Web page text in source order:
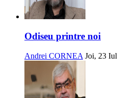
Odiseu printre noi
Andrei CORNEA Joi, 23 Iul